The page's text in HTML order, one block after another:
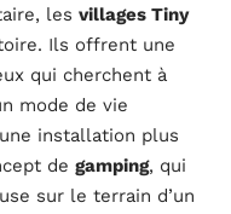
les villages Tiny
Ils offrent une
qui cherchent à
mode de vie
installation plus
de gamping, qui
sur le terrain d’un